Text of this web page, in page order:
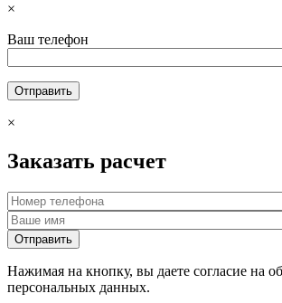
×
Ваш телефон
×
Заказать расчет
Нажимая на кнопку, вы даете согласие на
персональных данных.